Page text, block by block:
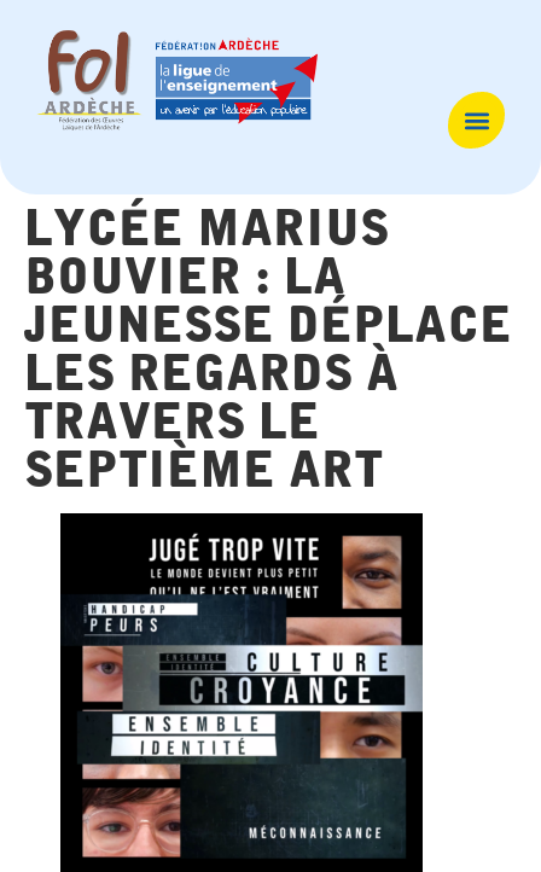
lycée marius
bouvier : la
jeunesse déplace
les regards à
travers le
septième art